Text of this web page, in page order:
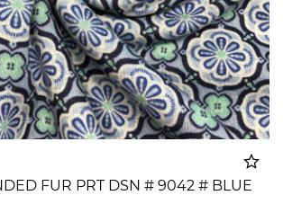
FUR PRT DSN # 9042 # BLUE